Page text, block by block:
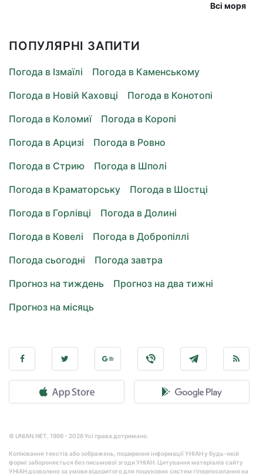
Всі моря
ПОПУЛЯРНІ ЗАПИТИ
Погода в Ізмаїлі
Погода в Каменському
Погода в Новій Каховці
Погода в Конотопі
Погода в Коломиї
Погода в Коропі
Погода в Арцизі
Погода в Ровно
Погода в Стрию
Погода в Шполі
Погода в Краматорську
Погода в Шостці
Погода в Горлівці
Погода в Долині
Погода в Ковелі
Погода в Добропіллі
Погода сьогодні
Погода завтра
Прогноз на тиждень
Прогноз на два тижні
Прогноз на місяць
© UNIAN.NET, 1998 - 2026 Усі права дотримано.
Копіювання текстів або зображень, поширення інформації УНІАН у будь-якій
формі забороняється без письмової згоди УНІАН. Цитування матеріалів сайту
УНІАН дозволено за умови відкритого для пошукових систем гіперпосилання на